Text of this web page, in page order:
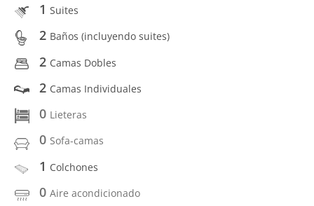
1 Suites
2 Baños (incluyendo suites)
2 Camas Dobles
2 Camas Individuales
0 Lieteras
0 Sofa-camas
1 Colchones
0 Aire acondicionado